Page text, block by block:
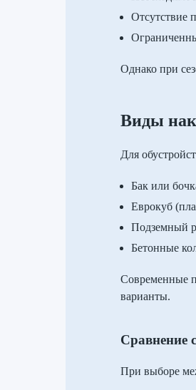
Отсутствие
Однако при
Виды
Для
Бак или
Еврокуб
Подземный
Бетонные
Современные
варианты.
Сравнение
При выборе